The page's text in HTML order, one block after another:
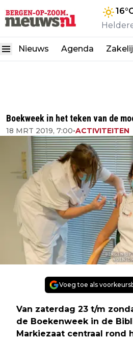
16
Nieuws Agenda
Boekweek in het teken van de
18 MRT 2019, 7:00•ACTIVITEITEN
Voeg toe als
Van zaterdag 23 t/m
de Boekenweek in de
Markiezaat centraal rond